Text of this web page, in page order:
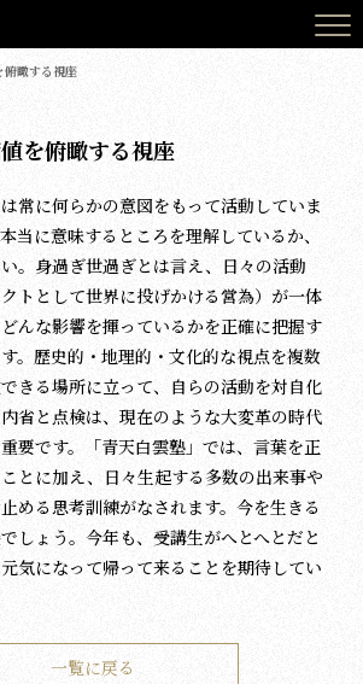
俯瞰する視座
を俯瞰する視座
常に何らかの意図をもって活動していま
当に意味するところを理解しているか、
。身過ぎ世過ぎとは言え、日々の活動
クトとして世界に投げかける営為）が一体
んな影響を揮っているかを正確に把握す
。歴史的・地理的・文化的な視点を複数
きる場所に立って、自らの活動を対自化
省と点検は、現在のような大変革の時代
要です。「青天白雲塾」では、言葉を正
とに加え、日々生起する多数の出来事や
める思考訓練がなされます。今を生きる
しょう。今年も、受講生がへとへとだと
気になって帰って来ることを期待してい
一覧に戻る